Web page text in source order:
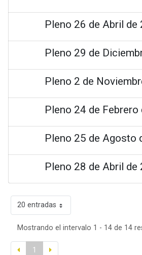
Pleno 26 de Abril de
Pleno 29 de
Pleno 2 de
Pleno 24 de Febrero
Pleno 25 de Agosto
Pleno 28 de Abril de
20 entradas
Mostrando el intervalo 1 - 14 de 14
1